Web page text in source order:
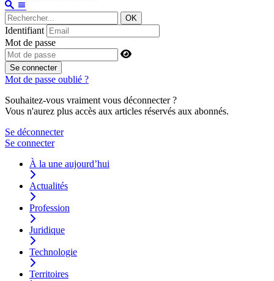
OK
Identifiant
Mot de passe
Se connecter
Mot de passe oublié ?
Souhaitez-vous vraiment vous déconnecter ?
Vous n'aurez plus accès aux articles réservés aux abonnés.
Se déconnecter
Se connecter
À la une aujourd’hui
Actualités
Profession
Juridique
Technologie
Territoires